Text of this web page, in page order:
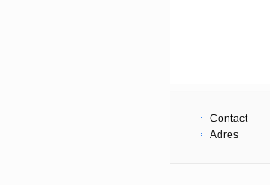
Contact
Adres